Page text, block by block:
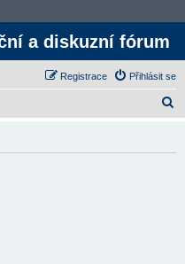
a diskuzní fórum
Přihlásit se
Registrace